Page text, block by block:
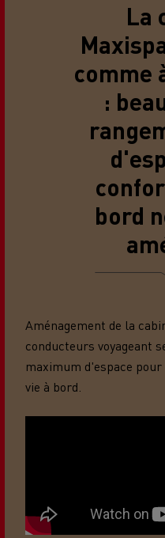
La
comme
:
bord
Aménagement de la
conducteurs voyageant
maximum d'espace
vie à bord.